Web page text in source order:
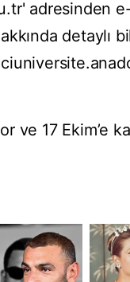
adresinden
detaylı
ve 17 Ekim’e